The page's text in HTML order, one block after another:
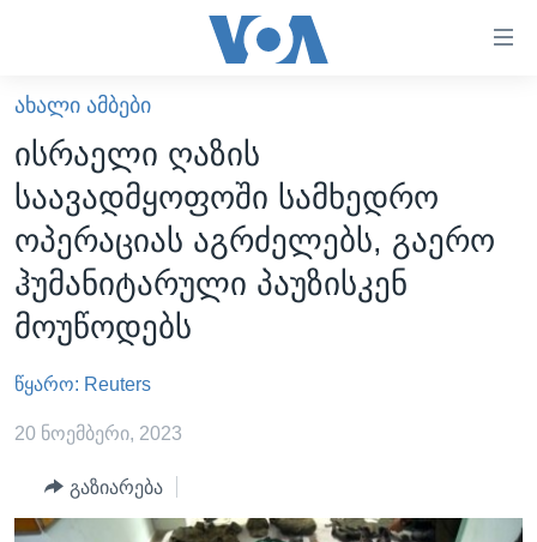
ხელმისაწვდომობისთვის
გადადით
მთავარზე
გადადით
მთავარ
ნავიგაციაზე
გადადით
ძიებაზე
ᲐᲮᲐᲚᲘ ᲐᲛᲑᲔᲑᲘ
ᲡᲐᲥᲐᲠᲗᲕᲔᲚᲝ
ᲐᲨᲨ
ᲐᲨᲨ-ᲘᲡ ᲐᲠᲩᲔᲕᲜᲔᲑᲘ 2024
ᲛᲡᲝᲤᲚᲘᲝ
ᲕᲘᲓᲔᲝᲔᲑᲘ
ᲒᲐᲓᲐᲪᲔᲛᲔᲑᲘ
ᲕᲐᲨᲘᲜᲒᲢᲝᲜᲘ ᲓᲦᲔᲡ
ᲮᲔᲓᲕᲐ ᲕᲐᲨᲘᲜᲒᲢᲝᲜᲘᲓᲐᲜ
ᲡᲮᲕᲐ ᲡᲘᲐᲮᲚᲔᲔᲑᲘ
ᲞᲝᲚᲘᲢᲘᲙᲐ
ᲠᲣᲡᲔᲗᲘᲡ ᲨᲔᲭᲠᲐ ᲣᲙᲠᲐᲘᲜᲐᲨᲘ
ᲐᲮᲐᲚᲘ ᲐᲛᲑᲔᲑᲘ
ისრაელი ღაზის
საავადმყოფოში სამხედრო
ოპერაციას აგრძელებს, გაერო
ჰუმანიტარული პაუზისკენ
მოუწოდებს
წყარო: Reuters
20 ნოემბერი, 2023
გაზიარება